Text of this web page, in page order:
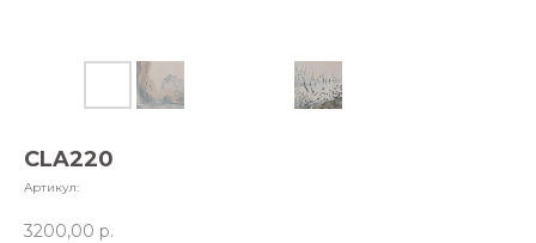
CLA220
Артикул:
3200,00 р.